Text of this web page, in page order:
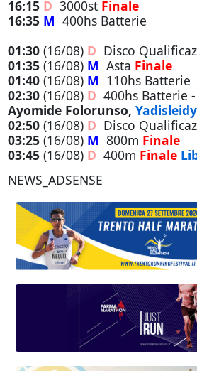
16:15 D 3000st Finale
16:35 M 400hs Batterie
01:30(16/08) D Disco
01:35(16/08) M Asta Finale
01:40(16/08) M 110hs Batterie
02:30(16/08) D 400hs Batterie -
Ayomide Folorunso,
02:50(16/08) D Disco
03:25(16/08)M 800m Finale
03:45(16/08)D 400m Finale
NEWS_ADSENSE